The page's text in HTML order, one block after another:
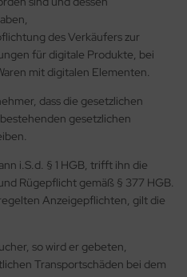
des Verkäufers zur
für digitale Produkte, bei
mit digitalen Elementen.
dass die gesetzlichen
gesetzlichen
i.S.d. § 1 HGB, trifft ihn die
Rügepflicht gemäß § 377 HGB.
Anzeigepflichten, gilt die
so wird er gebeten,
Transportschäden bei dem